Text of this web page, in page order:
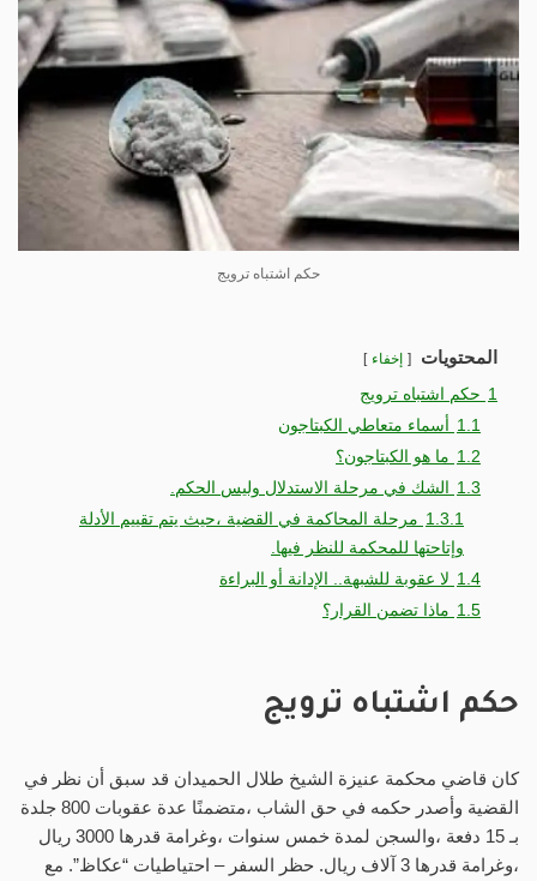
حكم اشتباه ترويج
المحتويات إخفاء
1 حكم اشتباه ترويج
1.1
أسماء متعاطي الكبتاجون
1.2 ما هو الكبتاجون؟
1.3
الشك في مرحلة الاستدلال وليس الحكم.
1.3.1 مرحلة المحاكمة في القضية ،حيث يتم تقييم الأدلة
وإتاحتها للمحكمة للنظر فيها.
1.4 لا عقوبة للشبهة.. الإدانة أو البراءة
1.5 ماذا تضمن القرار؟
حكم اشتباه ترويج
كان قاضي محكمة عنيزة الشيخ طلال الحميدان قد سبق أن نظر في
القضية وأصدر حكمه في حق الشاب ،متضمنًا عدة عقوبات 800 جلدة
بـ 15 دفعة ،والسجن لمدة خمس سنوات ،وغرامة قدرها 3000 ريال
،وغرامة قدرها 3 آلاف ريال. حظر السفر – احتياطيات “عكاظ”. مع